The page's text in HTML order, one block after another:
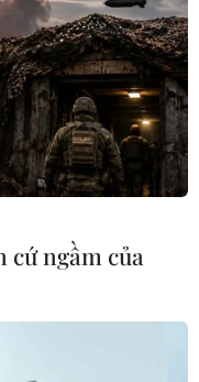
cứ ngầm của